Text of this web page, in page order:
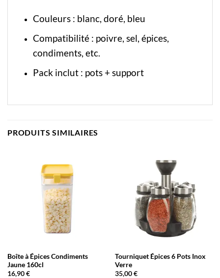
Couleurs : blanc, doré, bleu
Compatibilité : poivre, sel, épices,
condiments, etc.
Pack inclut : pots + support
PRODUITS SIMILAIRES
Boîte à Épices Condiments
Jaune 160cl
16,90€
Tourniquet Épices 6 Pots Inox
Verre
35,00€